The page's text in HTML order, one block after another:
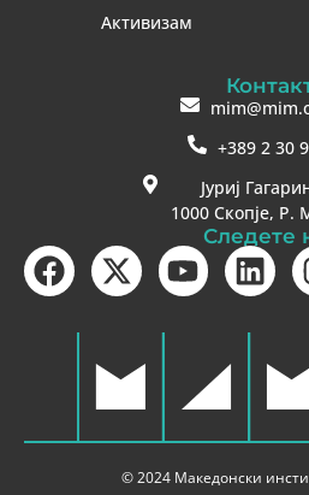
Активизам
+389 2 30
Јуриј
1000 Скопје, Р.
Следете
© 2024 Македонски